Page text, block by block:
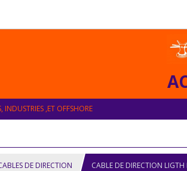
INDUSTRIES ,ET OFFSHORE
DE DIRECTION CABLE DE DIRECTION